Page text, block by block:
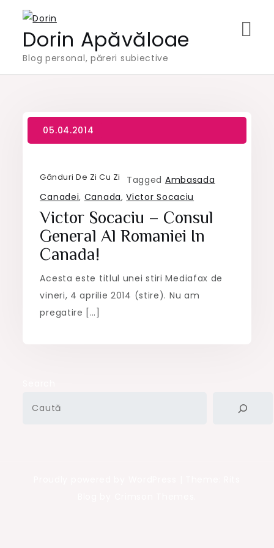
contentDorin Apăvăloae
Blog personal, păreri subiective
Gânduri De Zi Cu Zi Tagged Ambasada
Canadei, Canada,Victor Socaciu
Victor Socaciu – Consul
General Al Romaniei In
Canada!
Acesta este titlul unei stiri Mediafax de
vineri, 4 aprilie 2014 (stire). Nu am
pregatire […]